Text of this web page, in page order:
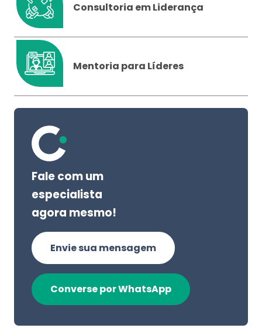
Consultoria em Liderança
Mentoria para Líderes
Fale com um
especialista
agora mesmo!
Envie sua mensagem
Converse por WhatsApp